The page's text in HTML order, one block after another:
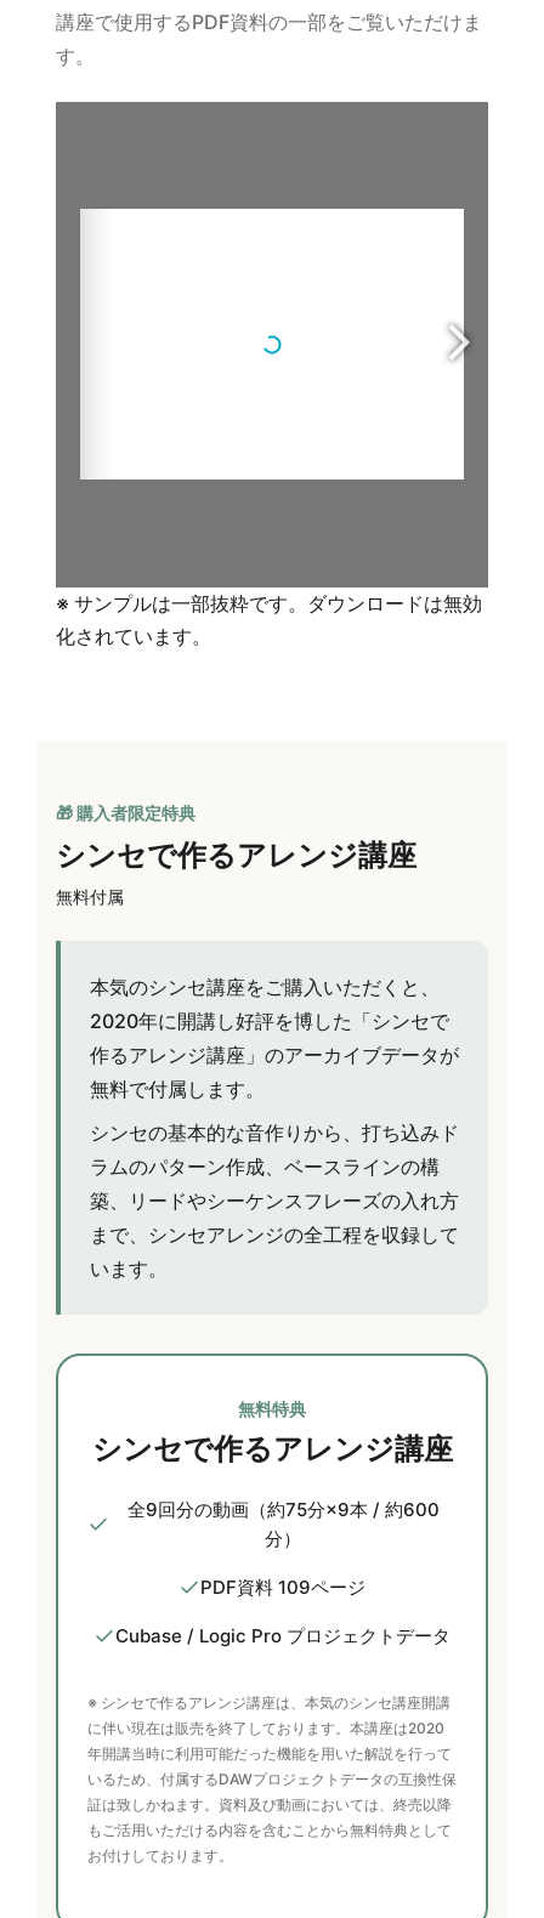
講座で使用するPDF資料の一部をご覧いただけま
す。
※ サンプルは一部抜粋です。ダウンロードは無効
化されています。
🎁 購入者限定特典
シンセで作るアレンジ講座
無料付属
本気のシンセ講座をご購入いただくと、
2020年に開講し好評を博した「シンセで
作るアレンジ講座」のアーカイブデータが
無料で付属します。
シンセの基本的な音作りから、打ち込みド
ラムのパターン作成、ベースラインの構
築、リードやシーケンスフレーズの入れ方
まで、シンセアレンジの全工程を収録して
います。
無料特典
シンセで作るアレンジ講座
全9回分の動画（約75分×9本 / 約600
分）
PDF資料 109ページ
Cubase / Logic Pro プロジェクトデータ
※ シンセで作るアレンジ講座は、本気のシンセ講座開講
に伴い現在は販売を終了しております。本講座は2020
年開講当時に利用可能だった機能を用いた解説を行って
いるため、付属するDAWプロジェクトデータの互換性保
証は致しかねます。資料及び動画においては、終売以降
もご活用いただける内容を含むことから無料特典として
お付けしております。